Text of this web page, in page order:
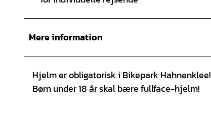
Mere information
Hjelm er obligatorisk i Bikepark Hahnenklee!
Børn under 18 år skal bære fullface-hjelm!